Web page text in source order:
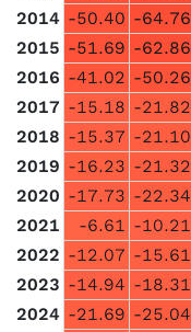
2014 -50.40 -64.76
2015 -51.69 -62.86
2016 -41.02 -50.26
2017 -15.18 -21.82
2018 -15.37 -21.10
2019 -16.23 -21.32
2020 -17.73 -22.34
2021
-6.61 -10.21
2022 -12.07 -15.61
2023 -14.94 -18.31
2024 -21.69 -25.04